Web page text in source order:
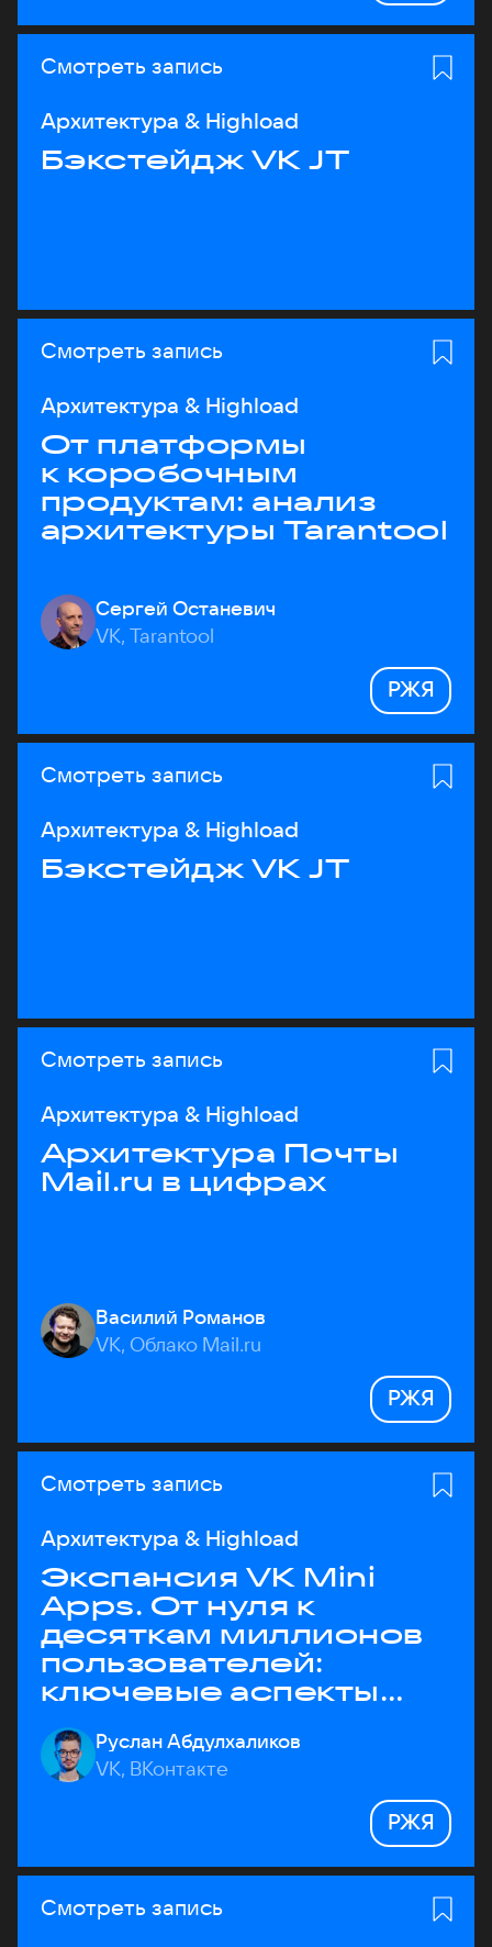
Смотреть запись
Архитектура & Highload
Бэкстейдж VK JT
Смотреть запись
Архитектура & Highload
От платформы
к коробочным
продуктам: анализ
архитектуры Tarantool
Сергей Останевич
VK, Tarantool
РЖЯ
Смотреть запись
Архитектура & Highload
Бэкстейдж VK JT
Смотреть запись
Архитектура & Highload
Архитектура Почты
Mail.ru в цифрах
Василий Романов
VK, Облако Mail.ru
РЖЯ
Смотреть запись
Архитектура & Highload
Экспансия VK Mini
Apps. От нуля к
десяткам миллионов
пользователей:
ключевые аспекты
архитектуры
Руслан Абдулхаликов
VK, ВКонтакте
РЖЯ
Смотреть запись